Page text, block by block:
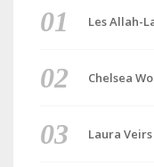
Les Allah-
Chelsea
Laura